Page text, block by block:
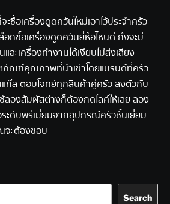
อเครื่องดูดควันใหม่เอาไว้ประจำครัว
อกซื้อเครื่องดูดควันยี่ห้อไหนดี ถึงจะมี
ะเครื่องทำงานได้เงียบไม่ส่งเสียง
ภัณฑ์คุณภาพที่นำเข้าโดยแบรนด์ที่ครัว
แก๊ส ตอบโจทย์ทุกสินค้าคู่ครัว ลงตัวกับ
ลองสัมผัสต่างก็ต้องกดไลค์ให้เลย ลอง
ะดับพรีเมี่ยมจากอุปกรณ์ครัวชั้นเยี่ยม
ะต้องชอบ
Search